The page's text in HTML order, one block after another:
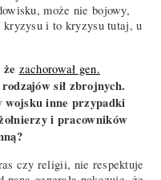
może nie bojowy,
kryzysu i to kryzysu tutaj, u
zachorował gen.
sił zbrojnych.
wojsku inne przypadki
i pracowników
czy religii, nie respektuje